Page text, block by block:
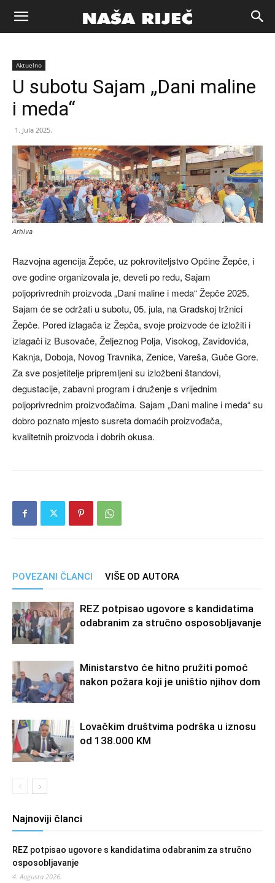
Naša
riječ
Aktuelno
U subotu Sajam „Dani maline
i meda“
1. Jula 2025.
Arhiva
Razvojna agencija Žepče, uz pokroviteljstvo Općine Žepče, i
ove godine organizovala je, deveti po redu, Sajam
poljoprivrednih proizvoda „Dani maline i meda“ Žepče 2025.
Sajam će se održati u subotu, 05. jula, na Gradskoj tržnici
Žepče. Pored izlagača iz Žepča, svoje proizvode će izložiti i
izlagači iz Busovače, Željeznog Polja, Visokog, Zavidovića,
Kaknja, Doboja, Novog Travnika, Zenice, Vareša, Guče Gore.
Za sve posjetitelje pripremljeni su izložbeni štandovi,
degustacije, zabavni program i druženje s vrijednim
poljoprivrednim proizvođačima. Sajam „Dani maline i meda“ su
dobro poznato mjesto susreta domaćih proizvođača,
kvalitetnih proizvoda i dobrih okusa.
POVEZANI ČLANCI VIŠE OD AUTORA
REZ potpisao ugovore s kandidatima
odabranim za stručno osposobljavanje
Ministarstvo će hitno pružiti pomoć
nakon požara koji je uništio njihov dom
Lovačkim društvima podrška u iznosu
od 138.000 KM
Najnoviji članci
REZ potpisao ugovore s kandidatima odabranim za stručno
osposobljavanje
4. Augusta 2026.